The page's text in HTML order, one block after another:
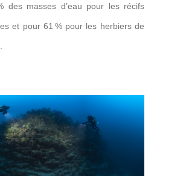
des masses d’eau pour les récifs
et pour 61 % pour les herbiers de